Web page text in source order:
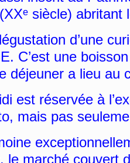
siècle)
d’une
C’est une
déjeuner a lieu au
est réservée à
mais pas
le marché couvert